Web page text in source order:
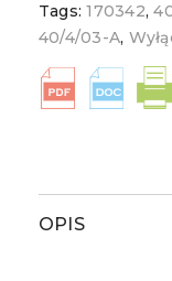
Tags:170342,
40/4/03-A,
OPIS